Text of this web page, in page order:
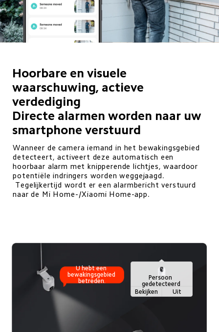
Hoorbare en visuele
waarschuwing, actieve
verdediging
Directe alarmen worden naar uw
smartphone verstuurd
Wanneer de camera iemand in het bewakingsgebied
detecteert, activeert deze automatisch een
hoorbaar alarm met knipperende lichtjes, waardoor
potentiële indringers worden weggejaagd.
naar de Mi Home-/Xiaomi Home-app.
U hebt een
bewakingsgebied
betreden.
Persoon
gedetecteerd
Bekijken
Uit